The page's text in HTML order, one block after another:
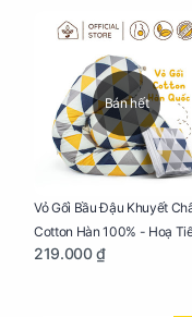
Bán hết
Vỏ Gối Bầu Đậu Khuyết
Cotton Hàn 100% - Hoạ
Tam Giác
219.000 ₫